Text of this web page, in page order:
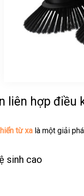
liên hợp điều
từ xa là một giải
sinh cao